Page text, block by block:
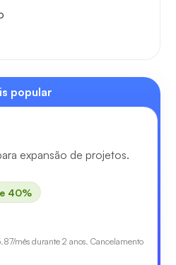
popular
expansão de projetos.
40%
/mês durante 2 anos. Cancelamento